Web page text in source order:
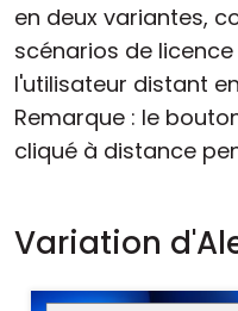
en deux variantes,
scénarios de
l'utilisateur distant
Remarque : le
cliqué à distance
Variation